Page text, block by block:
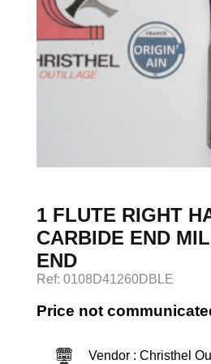
Register
1 FLUTE RIGHT
CARBIDE END
END
Ref: 0108D41260DBLE
Price not
Vendor : Christhel